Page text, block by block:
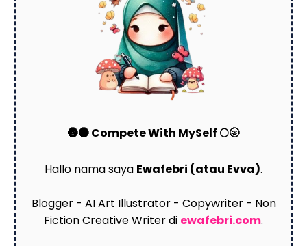
🌚🌑 Compete With MySelf 🌕🌝
Hallo nama saya Ewafebri (atau Evva).
Blogger - AI Art Illustrator - Copywriter - Non
Fiction Creative Writer di ewafebri.com.